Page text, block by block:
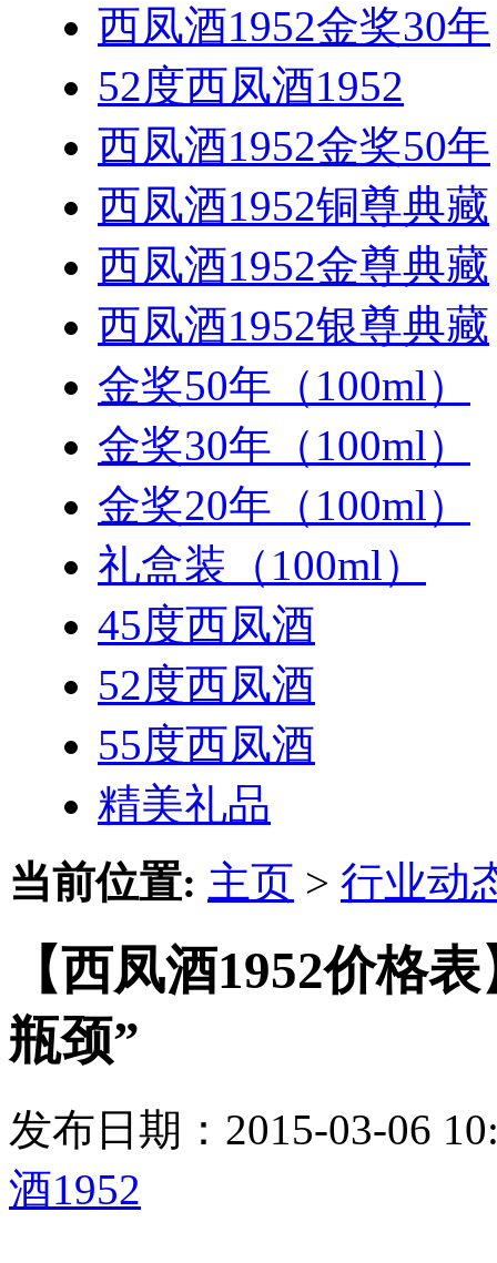
西凤酒1952金奖30年
52度西凤酒1952
西凤酒1952金奖50年
西凤酒1952铜尊典藏
西凤酒1952金尊典藏
西凤酒1952银尊典藏
金奖50年（100ml）
金奖30年（100ml）
金奖20年（100ml）
礼盒装（100ml）
45度西凤酒
52度西凤酒
55度西凤酒
精美礼品
当前位置: 主页 > 行业动
【西凤酒1952价格
瓶颈”
发布日期：2015-03-06
酒1952